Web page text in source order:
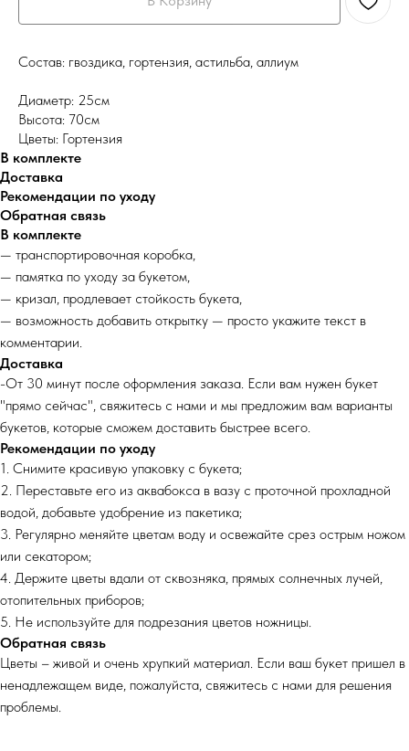
Состав: гвоздика, гортензия, астильба, аллиум
Диаметр: 25см
Высота: 70см
Цветы: Гортензия
В комплекте
Доставка
Рекомендации по уходу
Обратная связь
В комплекте
— транспортировочная коробка,
— памятка по уходу за букетом,
— кризал, продлевает стойкость букета,
— возможность добавить открытку — просто укажите текст в
комментарии.
Доставка
-От 30 минут после оформления заказа. Если вам нужен букет
"прямо сейчас", свяжитесь с нами и мы предложим вам варианты
букетов, которые сможем доставить быстрее всего.
Рекомендации по уходу
1. Снимите красивую упаковку с букета;
2. Переставьте его из аквабокса в вазу с проточной прохладной
водой, добавьте удобрение из пакетика;
3. Регулярно меняйте цветам воду и освежайте срез острым ножом
или секатором;
4. Держите цветы вдали от сквозняка, прямых солнечных лучей,
отопительных приборов;
5. Не используйте для подрезания цветов ножницы.
Обратная связь
Цветы – живой и очень хрупкий материал. Если ваш букет пришел в
ненадлежащем виде, пожалуйста, свяжитесь с нами для решения
проблемы.